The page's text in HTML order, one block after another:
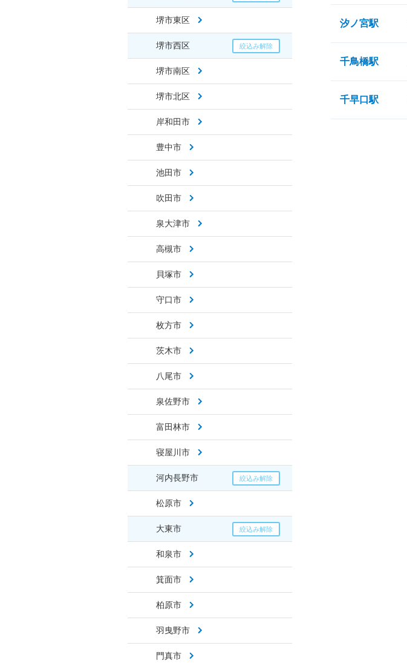
堺市東区
堺市西区
堺市南区
堺市北区
岸和田市
豊中市
池田市
吹田市
泉大津市
高槻市
貝塚市
守口市
枚方市
茨木市
八尾市
泉佐野市
富田林市
寝屋川市
河内長野市
松原市
大東市
和泉市
箕面市
柏原市
羽曳野市
門真市
汐ノ宮駅
千鳥橋駅
千早口駅